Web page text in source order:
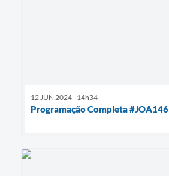
12 JUN 2024 - 14h34
Programação Completa #JOA146